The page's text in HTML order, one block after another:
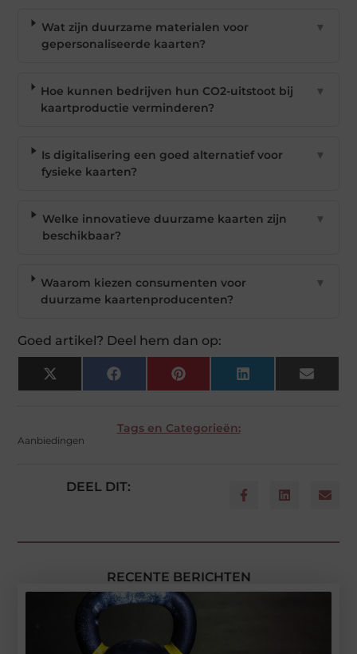
Wat zijn duurzame materialen voor
gepersonaliseerde kaarten?
▼
Hoe kunnen bedrijven hun CO2-uitstoot bij
kaartproductie verminderen?
▼
Is digitalisering een goed alternatief voor
fysieke kaarten?
▼
Welke innovatieve duurzame kaarten zijn
beschikbaar?
▼
Waarom kiezen consumenten voor
duurzame kaartenproducenten?
▼
Goed artikel? Deel hem dan op:
X
(Twitter)
Facebook Pinterest LinkedIn Email
Tags en Categorieën:
Aanbiedingen
DEEL DIT:
RECENTE BERICHTEN